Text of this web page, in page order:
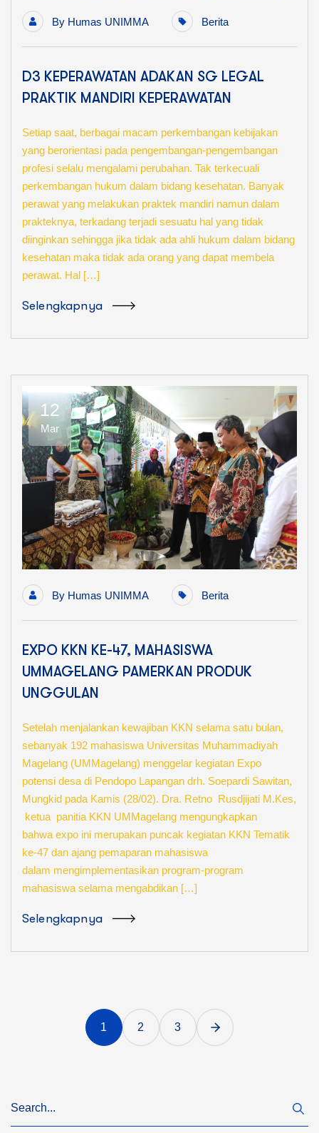
By Humas UNIMMA Berita
D3 KEPERAWATAN ADAKAN SG LEGAL
PRAKTIK MANDIRI KEPERAWATAN
Setiap saat, berbagai macam perkembangan kebijakan
yang berorientasi pada pengembangan-pengembangan
profesi selalu mengalami perubahan. Tak terkecuali
perkembangan hukum dalam bidang kesehatan. Banyak
perawat yang melakukan praktek mandiri namun dalam
prakteknya, terkadang terjadi sesuatu hal yang tidak
diinginkan sehingga jika tidak ada ahli hukum dalam bidang
kesehatan maka tidak ada orang yang dapat membela
perawat. Hal […]
Selengkapnya
12
Mar
By Humas UNIMMA Berita
EXPO KKN KE-47, MAHASISWA
UMMAGELANG PAMERKAN PRODUK
UNGGULAN
Setelah menjalankan kewajiban KKN selama satu bulan,
sebanyak 192 mahasiswa Universitas Muhammadiyah
Magelang (UMMagelang) menggelar kegiatan Expo
potensi desa di Pendopo Lapangan drh. Soepardi Sawitan,
Mungkid pada Kamis (28/02). Dra. Retno Rusdjijati M.Kes,
ketua panitia KKN UMMagelang mengungkapkan
bahwa expo ini merupakan puncak kegiatan KKN Tematik
ke-47 dan ajang pemaparan mahasiswa
dalam mengimplementasikan program-program
mahasiswa selama mengabdikan […]
Selengkapnya
1 2 3